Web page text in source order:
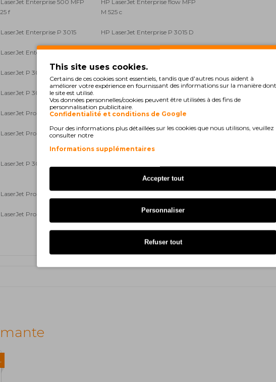
Enterprise 500 MFP
f
HP LaserJet Enterprise flow MFP
M 525 c
Enterprise P 3015 HP LaserJet Enterprise P 3015 D
Enterprise P 3015 DN
P 3010 Series
P 3015 DN
Pro M 521 dn HP LaserJet Pro M 521 dw
Pro M 521 dz
HP LaserJet Enterprise P 3015
P 3015 X
Pro MFP M 520 Series
Pro MFP M 521 dw HP LaserJet Pro MFP M 521 dx
This site uses cookies.
Certains de ces cookies sont essentiels, tandis que d'autres nous aident à
améliorer votre expérience en fournissant des informations sur la manière dont
le site est utilisé.
Vos données personnelles/cookies peuvent être utilisées à des fins de
personnalisation publicitaire.
Confidentialité et conditions de Google
Pour des informations plus détaillées sur les cookies que nous utilisons, veuillez
consulter notre
Informations supplémentaires
Accepter tout
Personnaliser
Refuser tout